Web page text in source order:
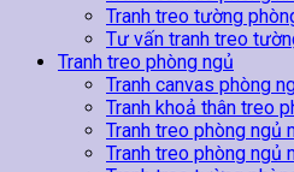
Tranh treo tường
Tư vấn tranh treo
Tranh treo phòng ngủ
Tranh canvas phòng
Tranh khoả thân treo
Tranh treo phòng ngủ
Tranh treo phòng ngủ